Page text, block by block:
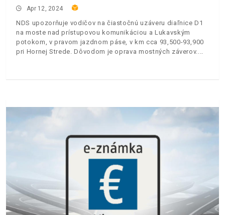
Apr 12, 2024
NDS upozorňuje vodičov na čiastočnú uzáveru diaľnice D1
na moste nad prístupovou komunikáciou a Lukavským
potokom, v pravom jazdnom páse, v km cca 93,500-93,900
pri Hornej Strede. Dôvodom je oprava mostných záverov.